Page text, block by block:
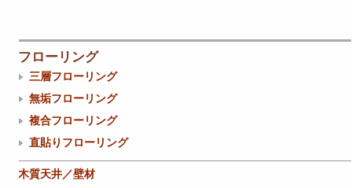
フローリング
三層フローリング
無垢フローリング
複合フローリング
直貼りフローリング
木質天井／壁材